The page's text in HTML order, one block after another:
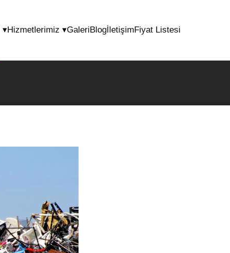
▾Hizmetlerimiz ▾GaleriBlogİletişimFiyat Listesi